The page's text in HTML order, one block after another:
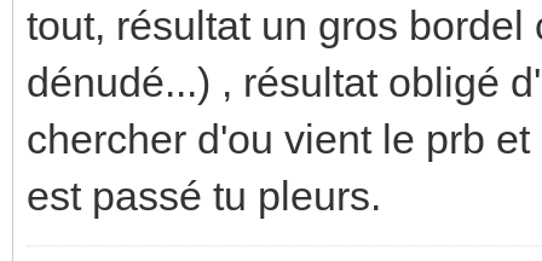
tout, résultat un gros
dénudé...) , résultat obligé
chercher d'ou vient le prb
est passé tu pleurs.